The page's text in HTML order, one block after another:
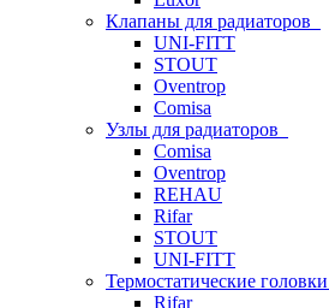
Клапаны для радиаторов
UNI-FITT
STOUT
Oventrop
Comisa
Узлы для радиаторов
Comisa
Oventrop
REHAU
Rifar
STOUT
UNI-FITT
Термостатические головки
Rifar